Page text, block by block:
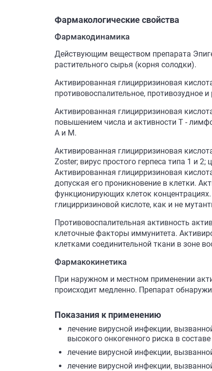
Фармакологические свойства
Фармакодинамика
Действующим веществом препарата
растительного сырья (корня солодки).
Активированная глицирризиновая
противовоспалительное, противозудное
Активированная глицирризиновая
повышением числа и активности Т -
А и М.
Активированная глицирризиновая
Zoster; вирус простого герпеса типа 1 и
Активированная глицирризиновая
допуская его проникновение в клетки.
функционирующих клеток
глицирризиновой кислоте, как и не
Противовоспалительная активность
клеточные факторы иммунитета.
клетками соединительной ткани в зоне
Фармакокинетика
При наружном и местном применении
происходит медленно. Препарат
Показания к применению
лечение вирусной инфекции,
высокого онкогенного риска в
лечение вирусной инфекции,
лечение вирусной инфекции,